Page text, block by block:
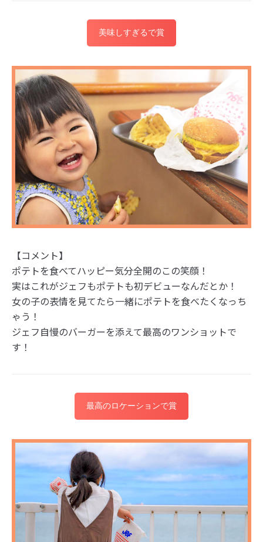
美味しすぎるで賞
【コメント】
ポテトを食べてハッピー気分全開のこの笑顔！
実はこれがジェフもポテトも初デビューなんだとか！
女の子の表情を見てたら一緒にポテトを食べたくなっち
ゃう！
ジェフ自慢のバーガーを添えて最高のワンショットで
す！
最高のロケーションで賞